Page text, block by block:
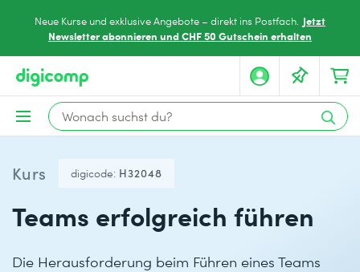
Neue Kurse und exklusive Angebote – direkt ins Postfach. Jetzt
Newsletter abonnieren und CHF 50 Gutschein erhalten
Kurs digicode: H32048
Teams erfolgreich führen
Die Herausforderung beim Führen eines Teams